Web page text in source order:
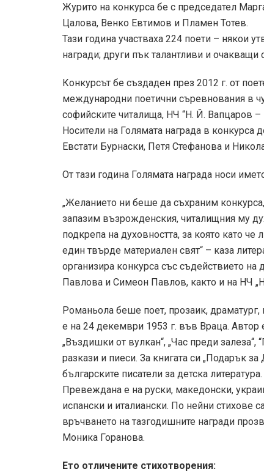
Журито на конкурса бе с председател
Цалова, Венко Евтимов и Пламен Тотев.
Тази година участваха 224 поети – някои
награди; други пък талантливи и очакващи
Конкурсът бе създаден през 2012 г. от
международни поетични съревнования в
софийските читалища, НЧ “Н. Й. Вапцаров –
Носители на Голямата награда в конкурса
Евстати Бурнаски, Петя Стефанова и
От тази година Голямата награда носи
„Желанието ни беше да съхраним
запазим възрожденския, читалищния му
подкрепа на духовността, за която като
един твърде материален свят“ – каза
организира конкурса със съдействието
Павлова и Симеон Павлов, както и на НЧ
Романьола беше поет, прозаик, драматург,
е на 24 декември 1953 г. във Враца. Автор
„Въздишки от вулкан“, „Час преди
разкази и пиеси. За книгата си „Подарък
българските писатели за детска
Превеждана е на руски, македонски,
испански и италиански. По нейни стихове
връчването на тазгодишните награди
Моника Горанова.
Ето отличените стихотворения: